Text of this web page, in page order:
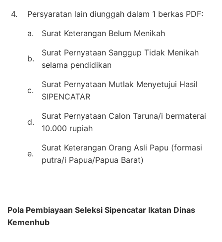
4.
Persyaratan lain diunggah dalam 1 berkas PDF:
a.
Surat Keterangan Belum Menikah
b.
Surat Pernyataan Sanggup Tidak Menikah
selama pendidikan
c.
Surat Pernyataan Mutlak Menyetujui Hasil
SIPENCATAR
d.
Surat Pernyataan Calon Taruna/i bermaterai
10.000 rupiah
e.
Surat Keterangan Orang Asli Papu (formasi
putra/i Papua/Papua Barat)
Pola Pembiayaan Seleksi Sipencatar Ikatan Dinas
Kemenhub